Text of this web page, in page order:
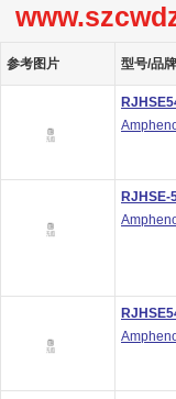
参考图片 型号/品牌
RJHSE-